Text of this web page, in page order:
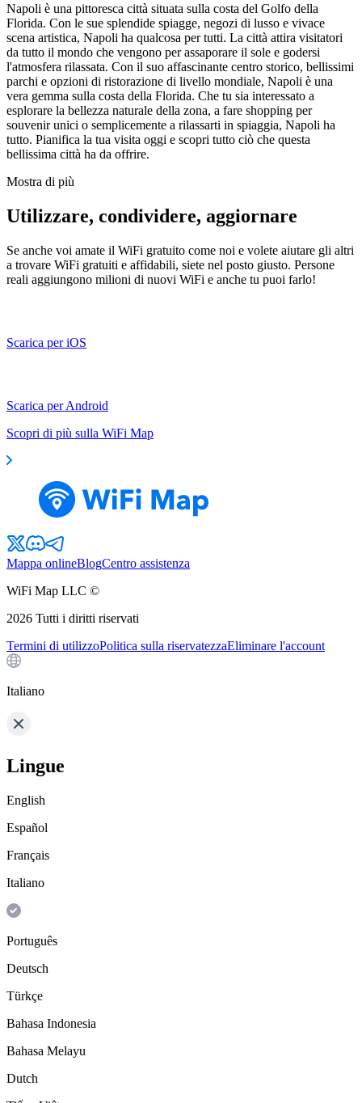
Napoli è una pittoresca città situata sulla costa del Golfo della
Florida. Con le sue splendide spiagge, negozi di lusso e vivace
scena artistica, Napoli ha qualcosa per tutti. La città attira visitatori
da tutto il mondo che vengono per assaporare il sole e godersi
l'atmosfera rilassata. Con il suo affascinante centro storico, bellissimi
parchi e opzioni di ristorazione di livello mondiale, Napoli è una
vera gemma sulla costa della Florida. Che tu sia interessato a
esplorare la bellezza naturale della zona, a fare shopping per
souvenir unici o semplicemente a rilassarti in spiaggia, Napoli ha
tutto. Pianifica la tua visita oggi e scopri tutto ciò che questa
bellissima città ha da offrire.
Mostra di più
Utilizzare, condividere, aggiornare
Se anche voi amate il WiFi gratuito come noi e volete aiutare gli altri
a trovare WiFi gratuiti e affidabili, siete nel posto giusto. Persone
reali aggiungono milioni di nuovi WiFi e anche tu puoi farlo!
Scarica per iOS
Scarica per Android
Scopri di più sulla WiFi Map
Mappa onlineBlogCentro assistenza
WiFi Map LLC ©
2026 Tutti i diritti riservati
Termini di utilizzoPolitica sulla riservatezzaEliminare l'account
Italiano
Lingue
English
Español
Français
Italiano
Português
Deutsch
Türkçe
Bahasa Indonesia
Bahasa Melayu
Dutch